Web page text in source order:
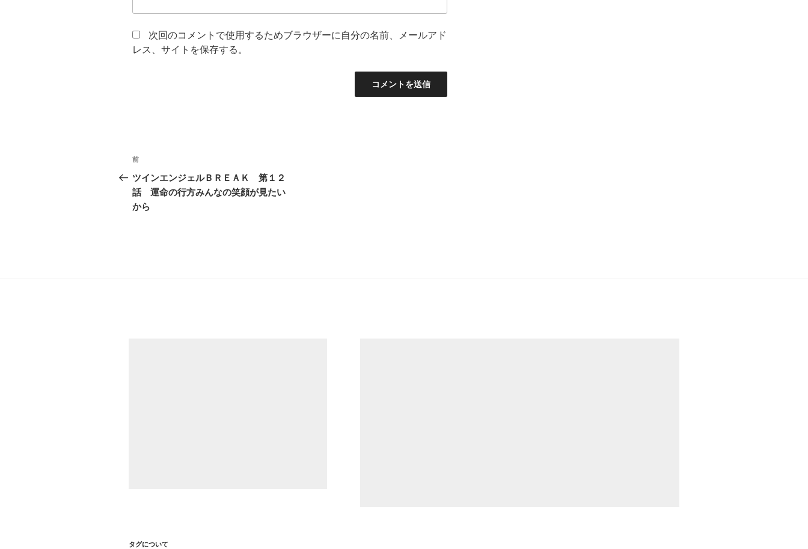
次回のコメントで使用するためブラウザーに自分の名前、メールアド
レス、サイトを保存する。
投
稿
ナ
過
去
の
投
前
ツインエンジェルＢＲＥＡＫ 第１２
話 運命の行方みんなの笑顔が見たい
から
タグについて